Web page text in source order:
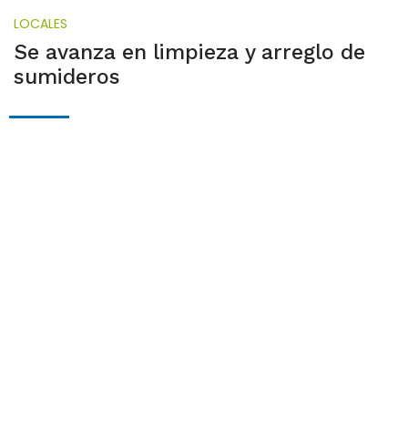
LOCALES
Se avanza en limpieza y arreglo de
sumideros